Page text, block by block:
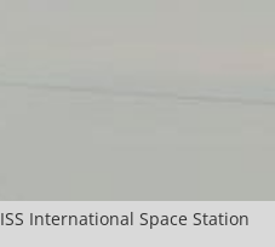
ISS International Space Station